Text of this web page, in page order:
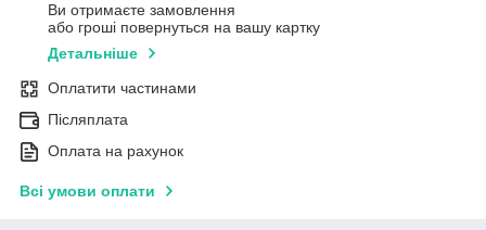
Ви отримаєте замовлення
або гроші повернуться на вашу картку
Детальніше
Оплатити частинами
Післяплата
Оплата на рахунок
Всі умови оплати